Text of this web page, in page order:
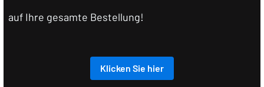
auf Ihre gesamte Bestellung!
Klicken Sie hier